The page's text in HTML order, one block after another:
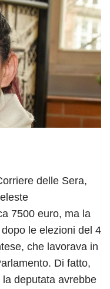
delle Sera,
7500 euro, ma la
le elezioni del 4
che lavorava in
Di fatto,
deputata avrebbe